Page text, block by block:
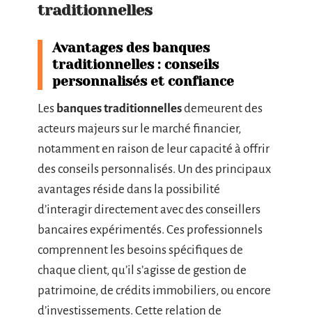
traditionnelles
Avantages des banques
traditionnelles : conseils
personnalisés et confiance
Les banques traditionnellesdemeurent des
acteurs majeurs sur le marché financier,
notamment en raison de leur capacité à offrir
des conseils personnalisés. Un des principaux
avantages réside dans la possibilité
d’interagir directement avec des conseillers
bancaires expérimentés. Ces professionnels
comprennent les besoins spécifiques de
chaque client, qu’il s’agisse de gestion de
patrimoine, de crédits immobiliers, ou encore
d’investissements. Cette relation de